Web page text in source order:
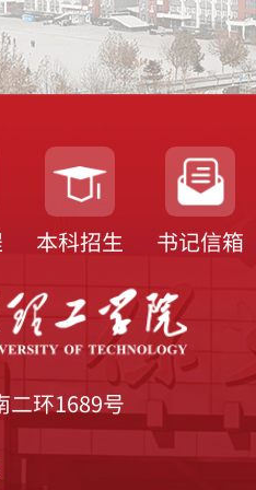
本科招生 书记信箱
二环1689号